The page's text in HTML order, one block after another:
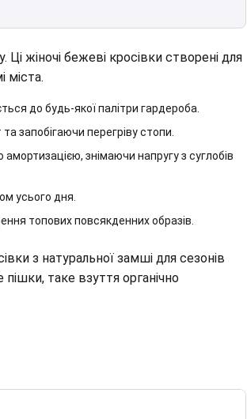
жіночі бежеві кросівки створені для
міста.
до будь-якої палітри гардероба.
запобігаючи перегріву стопи.
знімаючи напругу з суглобів
усього дня.
топових повсякденних образів.
з натуральної замші для сезонів
таке взуття органічно